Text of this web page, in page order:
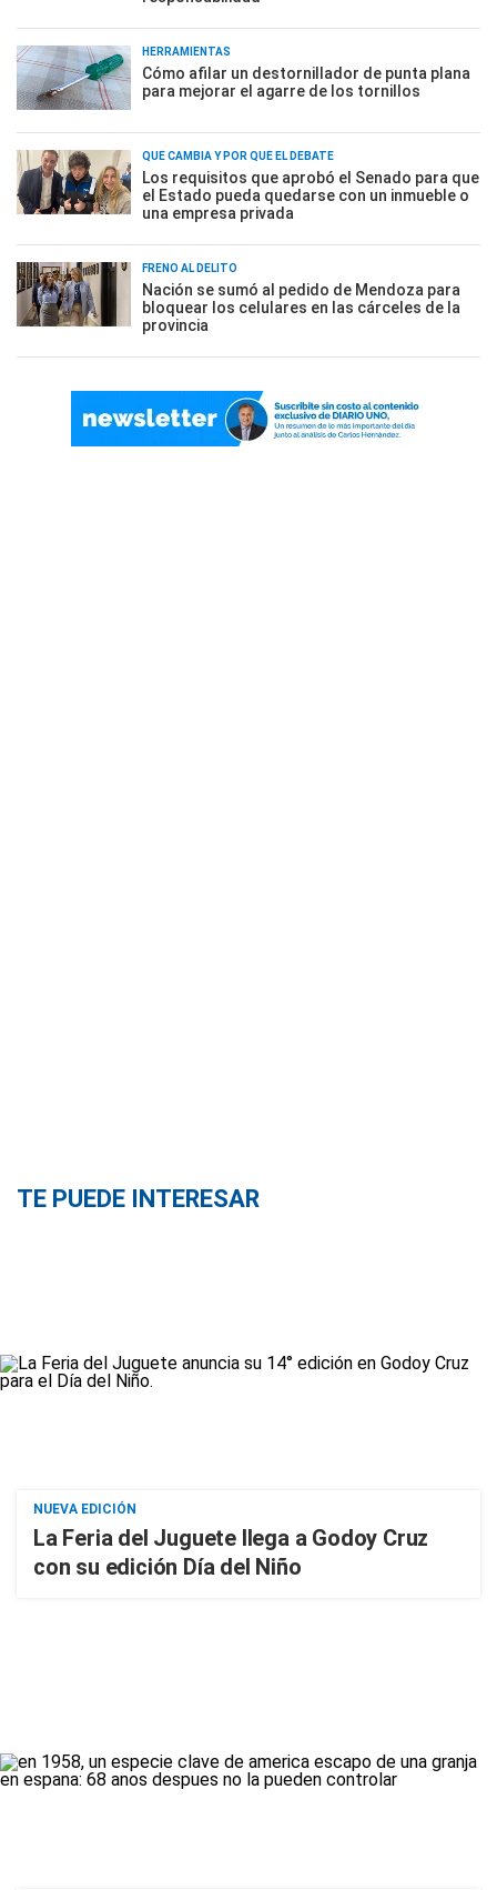
HERRAMIENTAS
Cómo afilar un destornillador de punta plana
para mejorar el agarre de los tornillos
QUÉ CAMBIA Y POR QUÉ EL DEBATE
Los requisitos que aprobó el Senado para que
el Estado pueda quedarse con un inmueble o
una empresa privada
FRENO AL DELITO
Nación se sumó al pedido de Mendoza para
bloquear los celulares en las cárceles de la
provincia
TE PUEDE INTERESAR
NUEVA EDICIÓN
La Feria del Juguete llega a Godoy Cruz
con su edición Día del Niño